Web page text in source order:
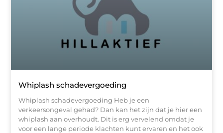
Whiplash schadevergoeding
Whiplash schadevergoeding Heb je een
verkeersongeval gehad? Dan kan het zijn dat je hier een
whiplash aan overhoudt. Dit is erg vervelend omdat je
voor een lange periode klachten kunt ervaren en het ook